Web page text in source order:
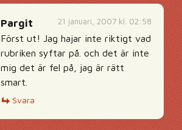
21 januari, 2007 kl. 02:58
Pargit
Först ut! Jag hajar inte riktigt vad
rubriken syftar på. och det är inte
mig det är fel på, jag är rätt
smart.
Svara